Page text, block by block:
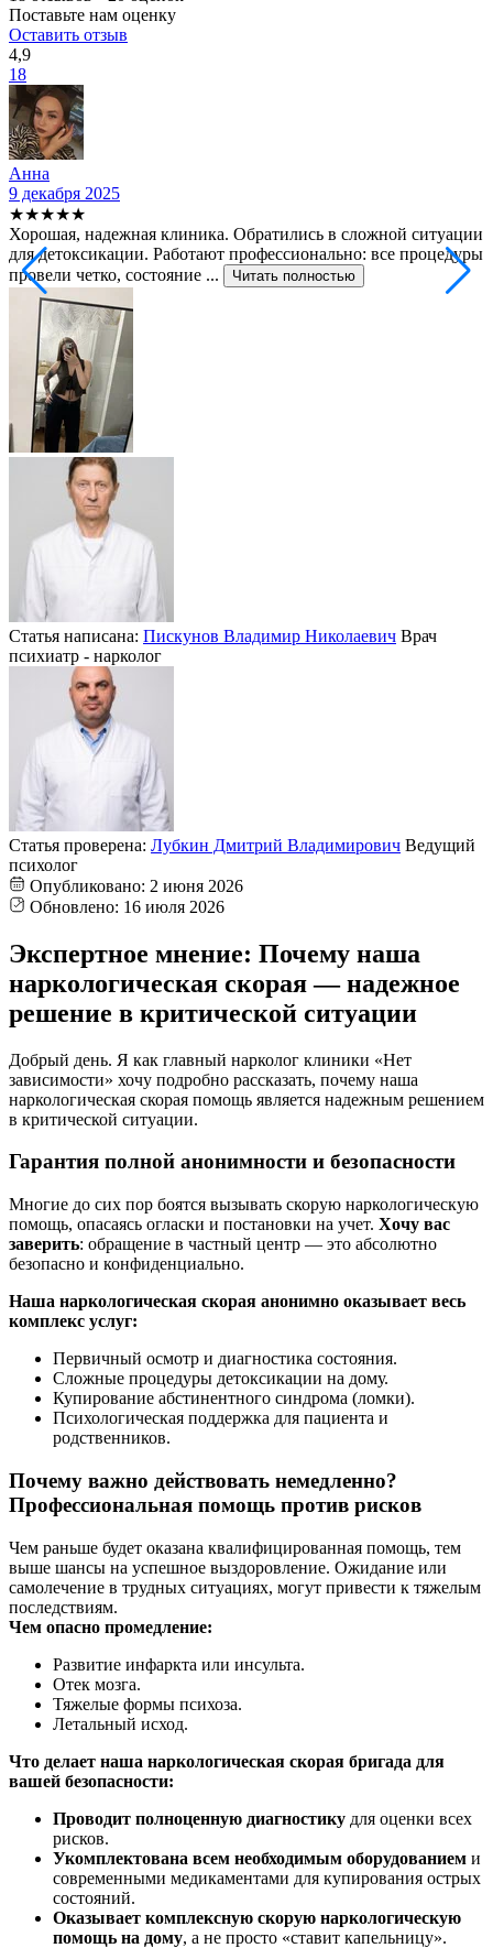
Поставьте нам оценку
Оставить отзыв
4,9
18
Анна
9 декабря 2025
★★★★★
Хорошая, надежная клиника. Обратились в сложной ситуации
для детоксикации. Работают профессионально: все процедуры
провели четко, состояние ...
Читать полностью
Статья написана: Пискунов Владимир Николаевич Врач
психиатр - нарколог
Статья проверена: Лубкин Дмитрий Владимирович Ведущий
психолог
Опубликовано: 2 июня 2026
Обновлено: 16 июля 2026
Экспертное мнение: Почему наша
наркологическая скорая — надежное
решение в критической ситуации
Добрый день. Я как главный нарколог клиники «Нет
зависимости» хочу подробно рассказать, почему наша
наркологическая скорая помощь является надежным решением
в критической ситуации.
Гарантия полной анонимности и безопасности
Многие до сих пор боятся вызывать скорую наркологическую
помощь, опасаясь огласки и постановки на учет. Хочу вас
заверить: обращение в частный центр — это абсолютно
безопасно и конфиденциально.
Наша наркологическая скорая анонимно оказывает весь
комплекс услуг:
Первичный осмотр и диагностика состояния.
Сложные процедуры детоксикации на дому.
Купирование абстинентного синдрома (ломки).
Психологическая поддержка для пациента и
родственников.
Почему важно действовать немедленно?
Профессиональная помощь против рисков
Чем раньше будет оказана квалифицированная помощь, тем
выше шансы на успешное выздоровление. Ожидание или
самолечение в трудных ситуациях, могут привести к тяжелым
последствиям.
Чем опасно промедление:
Развитие инфаркта или инсульта.
Отек мозга.
Тяжелые формы психоза.
Летальный исход.
Что делает наша наркологическая скорая бригада для
вашей безопасности:
Проводит полноценную диагностику для оценки всех
рисков.
Укомплектована всем необходимым оборудованием и
современными медикаментами для купирования острых
состояний.
Оказывает комплексную скорую наркологическую
помощь на дому, а не просто «ставит капельницу».